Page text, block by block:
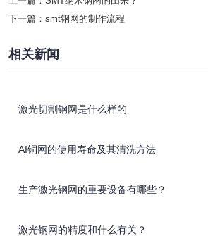
下一篇： smt钢网的制作流程
相关新闻
激光切割钢网是什么样的
AI铜网的使用寿命及其清洗方法
生产激光钢网的重要设备有哪些？
激光钢网的精度和什么有关？